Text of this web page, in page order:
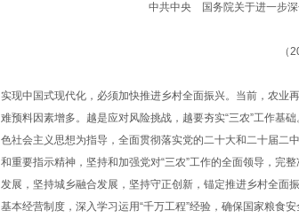
中共中央 国务院关于进一步
（
实现中国式现代化，必须加快推进乡村全面振兴。当前，农业
难预料因素增多。越是应对风险挑战，越要夯实“三农”工作基
色社会主义思想为指导，全面贯彻落实党的二十大和二十届二
和重要指示精神，坚持和加强党对“三农”工作的全面领导，完
发展，坚持城乡融合发展，坚持守正创新，锚定推进乡村全面
基本经营制度，深入学习运用“千万工程”经验，确保国家粮食